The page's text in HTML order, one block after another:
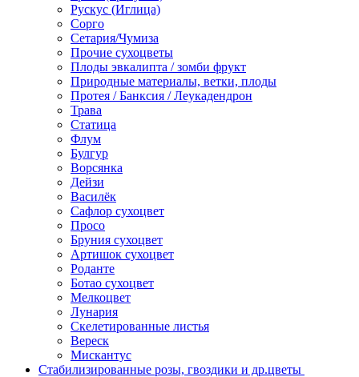
Рускус (Иглица)
Сорго
Сетария/Чумиза
Прочие сухоцветы
Плоды эвкалипта / зомби фрукт
Природные материалы, ветки, плоды
Протея / Банксия / Леукадендрон
Трава
Статица
Флум
Булгур
Ворсянка
Дейзи
Василёк
Сафлор сухоцвет
Просо
Бруния сухоцвет
Артишок сухоцвет
Роданте
Ботао сухоцвет
Мелкоцвет
Лунария
Скелетированные листья
Вереск
Мискантус
Стабилизированные розы, гвоздики и др.цветы